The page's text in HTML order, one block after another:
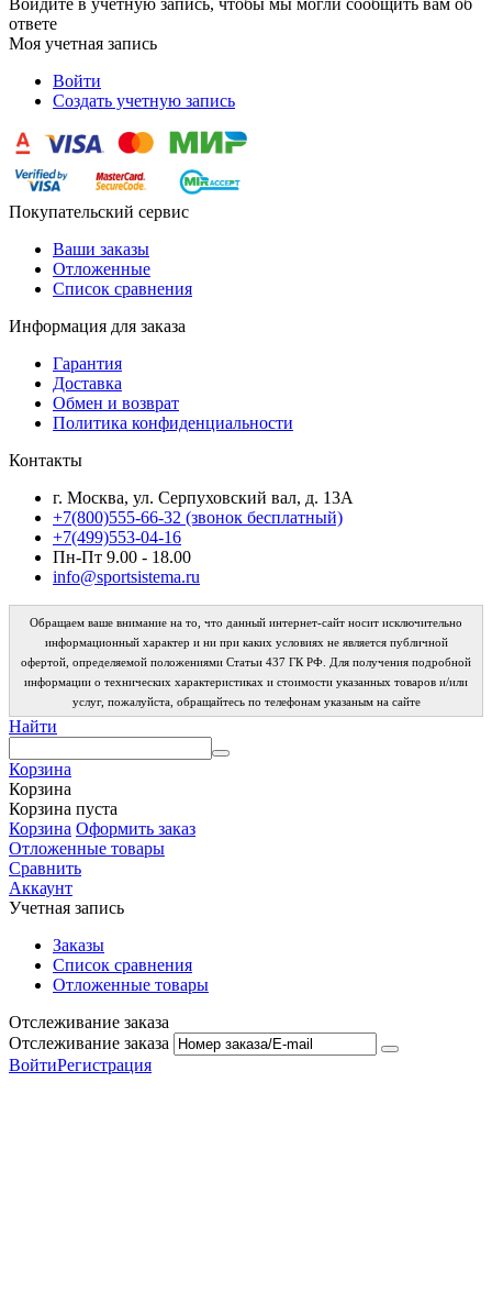
Войдите в учётную запись, чтобы мы могли сообщить вам об
ответе
Моя учетная запись
Войти
Создать учетную запись
Покупательский сервис
Ваши заказы
Отложенные
Список сравнения
Информация для заказа
Гарантия
Доставка
Обмен и возврат
Политика конфиденциальности
Контакты
г. Москва, ул. Серпуховский вал, д. 13А
+7(800)555-66-32 (звонок бесплатный)
+7(499)553-04-16
Пн-Пт 9.00 - 18.00
info@sportsistema.ru
Обращаем ваше внимание на то, что данный интернет-сайт носит исключительно
информационный характер и ни при каких условиях не является публичной
офертой, определяемой положениями Статьи 437 ГК РФ. Для получения подробной
информации о технических характеристиках и стоимости указанных товаров и/или
услуг, пожалуйста, обращайтесь по телефонам указаным на сайте
Найти
Корзина
Корзина
Корзина пуста
Корзина Оформить заказ
Отложенные товары
Сравнить
Аккаунт
Учетная запись
Заказы
Список сравнения
Отложенные товары
Отслеживание заказа
Отслеживание заказа
ВойтиРегистрация